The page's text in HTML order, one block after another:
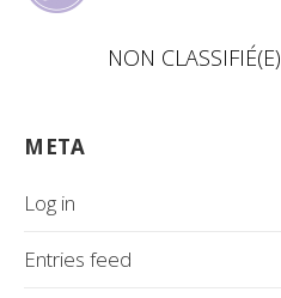
NON CLASSIFIÉ(E)
META
Log in
Entries feed